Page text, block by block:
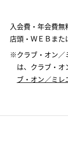
入会費・年会費無
店頭・ＷＥＢまた
※クラブ・オン／
は、クラブ・オ
ブ・オン／ミレ